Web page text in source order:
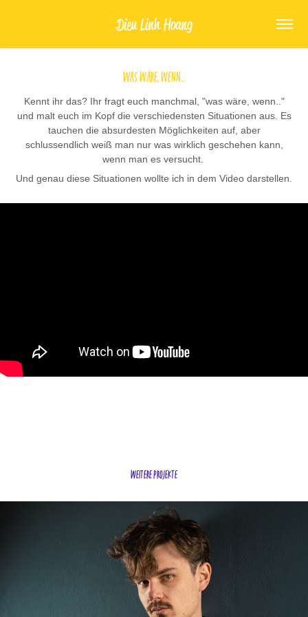
Dieu Linh Hoang
Was wäre, wenn...
Kennt ihr das? Ihr fragt euch manchmal, "was wäre, wenn.."
und malt euch im Kopf die verschiedensten Situationen aus. Es
tauchen die absurdesten Möglichkeiten auf, aber
schlussendlich weiß man nur was wirklich geschehen kann,
wenn man es versucht.
Und genau diese Situationen wollte ich in dem Video darstellen.
weitere projekte